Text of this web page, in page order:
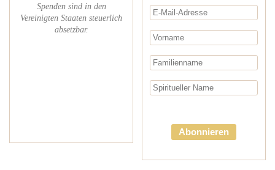
Spenden sind in den
Vereinigten Staaten steuerlich
absetzbar.
Abonnieren